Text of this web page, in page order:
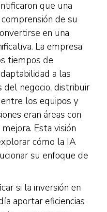
que una
de su
en una
La empresa
tiempos de
a las
del negocio, distribuir
los equipos y
eran áreas con
Esta visión
cómo la IA
su enfoque de
si la inversión en
aportar eficiencias